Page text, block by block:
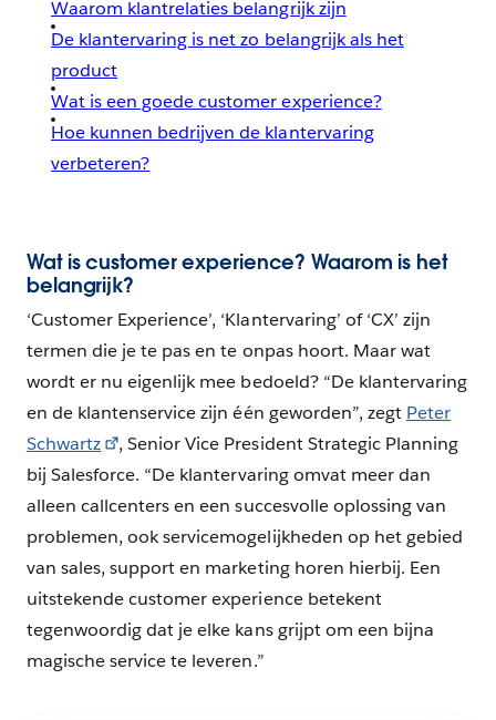
Waarom klantrelaties belangrijk zijn
De klantervaring is net zo belangrijk als het
product
Wat is een goede customer experience?
Hoe kunnen bedrijven de klantervaring
verbeteren?
Wat is customer experience? Waarom is het
belangrijk?
‘Customer Experience’, ‘Klantervaring’ of ‘CX’ zijn
termen die je te pas en te onpas hoort. Maar wat
wordt er nu eigenlijk mee bedoeld? “De klantervaring
en de klantenservice zijn één geworden”, zegt Peter
Schwartz
, Senior Vice President Strategic Planning
bij Salesforce. “De klantervaring omvat meer dan
alleen callcenters en een succesvolle oplossing van
problemen, ook servicemogelijkheden op het gebied
van sales, support en marketing horen hierbij. Een
uitstekende customer experience betekent
tegenwoordig dat je elke kans grijpt om een bijna
magische service te leveren.”